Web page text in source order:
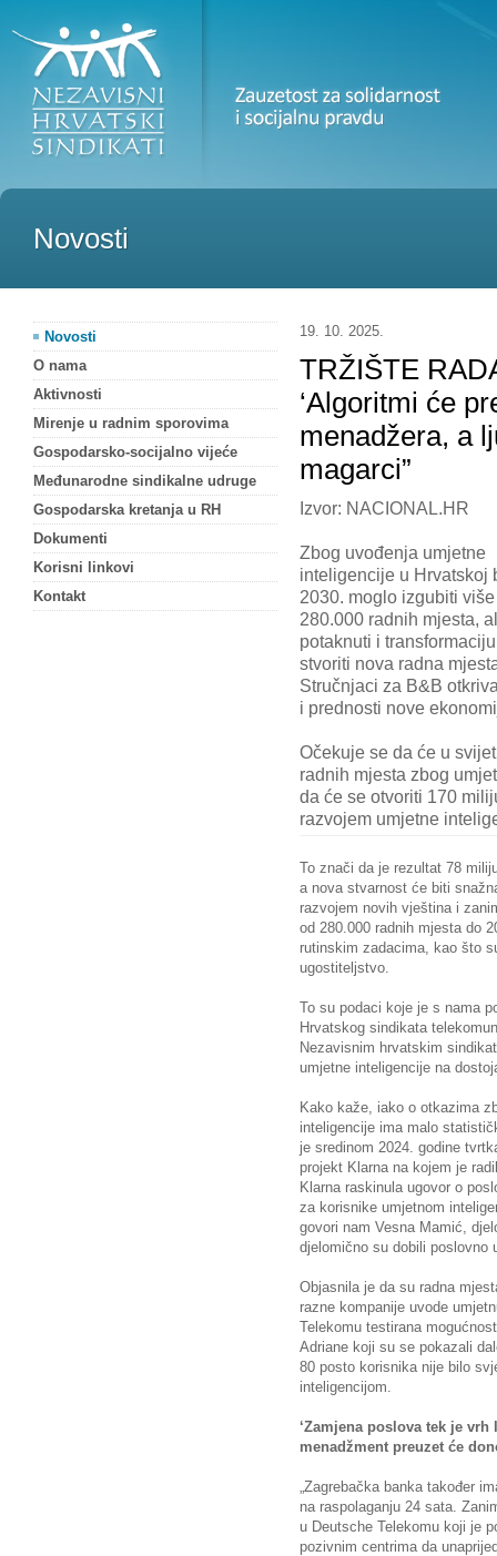
Novosti
19. 10. 2025.
TRŽIŠTE
‘Algoritmi će
menadžera, a
magarci”
Izvor: NACIONAL.HR
Zbog uvođenja umjetne
inteligencije u Hrvatskoj
2030. moglo izgubiti
280.000 radnih mjesta,
potaknuti i
stvoriti nova radna
Stručnjaci za B&B
i prednosti nove
Očekuje se da će u
radnih mjesta zbog
da će se otvoriti 170
razvojem umjetne
To znači da je rezultat 78
a nova stvarnost će biti
razvojem novih vještina i
od 280.000 radnih mjesta do
rutinskim zadacima, kao što
ugostiteljstvo.
To su podaci koje je s nama
Hrvatskog sindikata
Nezavisnim hrvatskim
umjetne inteligencije na
Kako kaže, iako o otkazima
inteligencije ima malo
je sredinom 2024. godine
projekt Klarna na kojem je
Klarna raskinula ugovor o
za korisnike umjetnom
govori nam Vesna Mamić,
djelomično su dobili poslovno
Objasnila je da su radna
razne kompanije uvode
Telekomu testirana
Adriane koji su se pokazali
80 posto korisnika nije bilo
inteligencijom.
‘Zamjena poslova tek je
menadžment preuzet će
„Zagrebačka banka također
na raspolaganju 24 sata.
u Deutsche Telekomu koji je
pozivnim centrima da
Novosti
O nama
Aktivnosti
Mirenje u radnim sporovima
Gospodarsko-socijalno vijeće
Međunarodne sindikalne udruge
Gospodarska kretanja u RH
Dokumenti
Korisni linkovi
Kontakt